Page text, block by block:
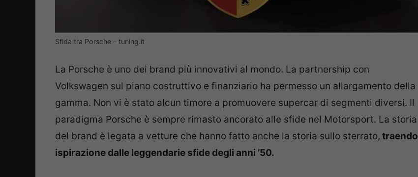
Sfida tra Porsche – tuning.it
La Porsche è uno dei brand più innovativi al mondo. La partnership con
Volkswagen sul piano costruttivo e finanziario ha permesso un allargamento della
gamma. Non vi è stato alcun timore a promuovere supercar di segmenti diversi. Il
paradigma Porsche è sempre rimasto ancorato alle sfide nel Motorsport. La storia
del brand è legata a vetture che hanno fatto anche la storia sullo sterrato, traendo
ispirazione dalle leggendarie sfide degli anni ’50.